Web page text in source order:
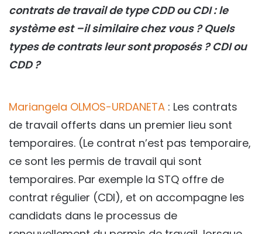
contrats de travail de type CDD ou CDI : le
système est –il similaire chez vous ? Quels
types de contrats leur sont proposés ? CDI ou
CDD ?
Mariangela OLMOS-URDANETA : Les contrats
de travail offerts dans un premier lieu sont
temporaires. (Le contrat n’est pas temporaire,
ce sont les permis de travail qui sont
temporaires. Par exemple la STQ offre de
contrat régulier (CDI), et on accompagne les
candidats dans le processus de